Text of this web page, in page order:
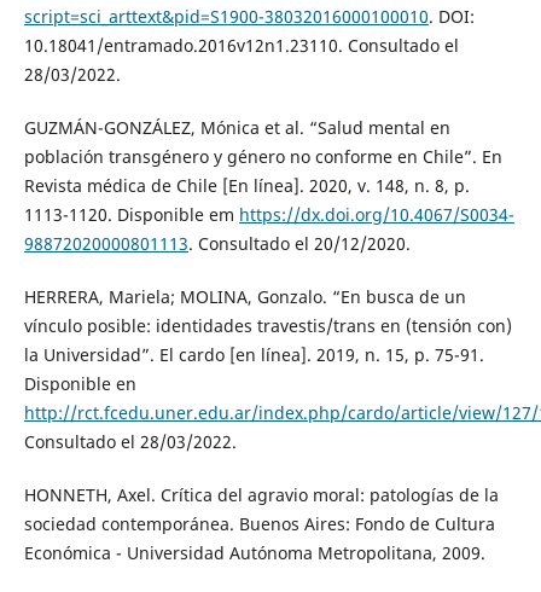
script=sci_arttext&pid=S1900-38032016000100010. DOI:
10.18041/entramado.2016v12n1.23110. Consultado el
28/03/2022.
GUZMÁN-GONZÁLEZ, Mónica et al. “Salud mental en
población transgénero y género no conforme en Chile”. En
Revista médica de Chile [En línea]. 2020, v. 148, n. 8, p.
1113-1120. Disponible em https://dx.doi.org/10.4067/S0034-
98872020000801113. Consultado el 20/12/2020.
HERRERA, Mariela; MOLINA, Gonzalo. “En busca de un
vínculo posible: identidades travestis/trans en (tensión con)
la Universidad”. El cardo [en línea]. 2019, n. 15, p. 75-91.
Disponible en
http://rct.fcedu.uner.edu.ar/index.php/cardo/article/view/127/
Consultado el 28/03/2022.
HONNETH, Axel. Crítica del agravio moral: patologías de la
sociedad contemporánea. Buenos Aires: Fondo de Cultura
Económica - Universidad Autónoma Metropolitana, 2009.